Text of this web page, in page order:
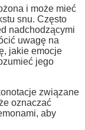
i może mieć
snu. Często
nadchodzącymi
uwagę na
jakie emocje
jego
związane
oznaczać
aby